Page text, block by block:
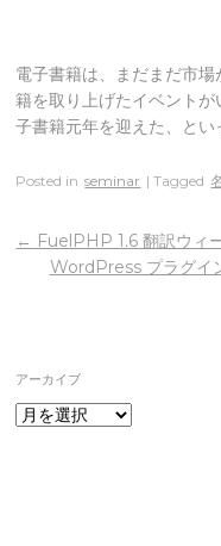
電子書籍は、まだまだ市
籍を取り上げたイベント
子書籍元年を迎えた、とい
Posted in seminar | Tagged
← FuelPHP 1.6 翻訳ウィ
WordPress プラグイ
アーカイブ